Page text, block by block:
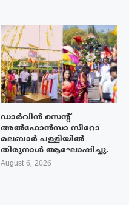
ഡാർവിൻ സെന്റ്
അൽഫോൻസാ സിറോ
മലബാർ പള്ളിയിൽ
തിരുനാൾ ആഘോഷിച്ചു.
August 6, 2026